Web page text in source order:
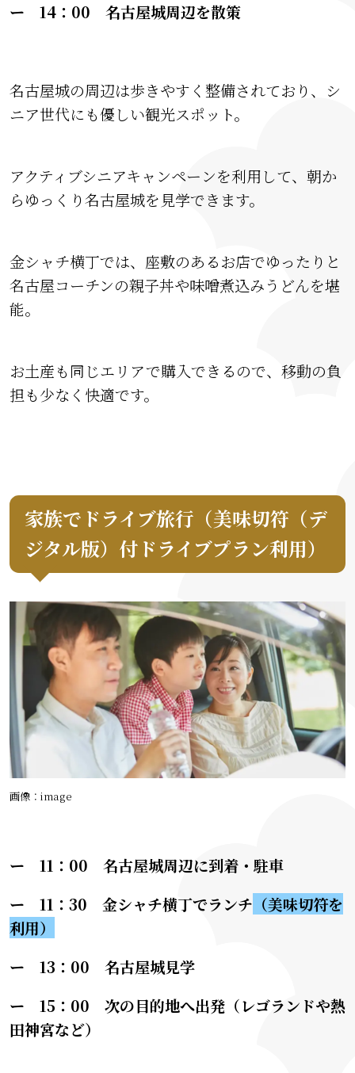
ー 14：00 名古屋城周辺を散策
名古屋城の周辺は歩きやすく整備されており、シ
ニア世代にも優しい観光スポット。
アクティブシニアキャンペーンを利用して、朝か
らゆっくり名古屋城を見学できます。
金シャチ横丁では、座敷のあるお店でゆったりと
名古屋コーチンの親子丼や味噌煮込みうどんを堪
能。
お土産も同じエリアで購入できるので、移動の負
担も少なく快適です。
家族でドライブ旅行（美味切符（デ
ジタル版）付ドライブプラン利用）
画像：image
ー 11：00 名古屋城周辺に到着・駐車
ー 11：30 金シャチ横丁でランチ （美味切符を
利用）
ー 13：00 名古屋城見学
ー 15：00 次の目的地へ出発（レゴランドや熱
田神宮など）